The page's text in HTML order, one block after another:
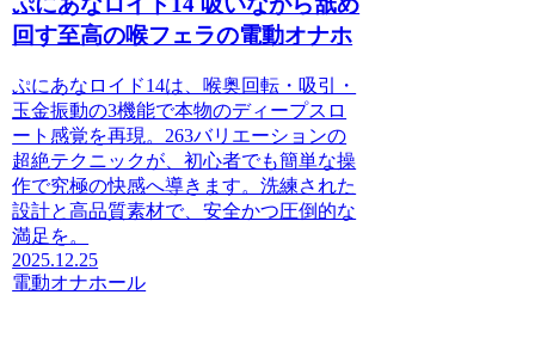
回す至高の喉フェラの電動オナホ
ぷにあなロイド14は、喉奥回転・吸引・
玉金振動の3機能で本物のディープスロ
ート感覚を再現。263バリエーションの
超絶テクニックが、初心者でも簡単な操
作で究極の快感へ導きます。洗練された
設計と高品質素材で、安全かつ圧倒的な
満足を。
2025.12.25
電動オナホール